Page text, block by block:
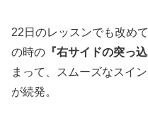
22日のレッスンでも改め
の時の 『右サイドの突っ込
まって、スムーズなスイ
が続発。